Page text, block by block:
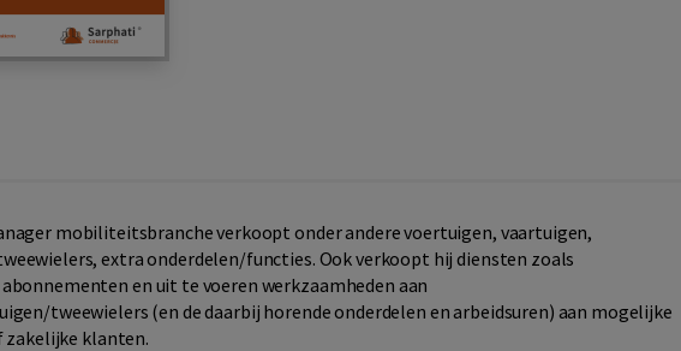
mobiliteitsbranche verkoopt onder andere voertuigen, vaartuigen,
extra onderdelen/functies. Ook verkoopt hij diensten zoals
en uit te voeren werkzaamheden aan
tweewielers (en de daarbij horende onderdelen en arbeidsuren) aan mogelijke
klanten.